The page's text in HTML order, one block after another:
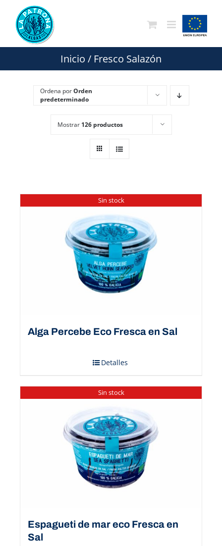
contenido
Inicio / Fresco Salazón
Ordena porOrden
predeterminado
Mostrar 126 productos
Sin stock
Alga Percebe Eco Fresca en Sal
Detalles
Sin stock
Espagueti de mar eco Fresca en
Sal